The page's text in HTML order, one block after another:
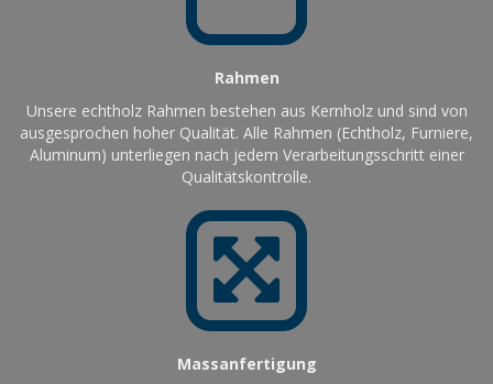
Rahmen
Unsere echtholz Rahmen bestehen aus Kernholz und sind von
ausgesprochen hoher Qualität. Alle Rahmen (Echtholz, Furniere,
Aluminum) unterliegen nach jedem Verarbeitungsschritt einer
Qualitätskontrolle.
Massanfertigung